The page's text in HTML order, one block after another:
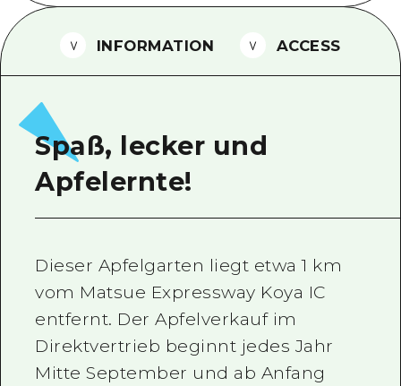
Foto-Download
Transportinformationen bei
INFORMATION ACCESS
Spaß, lecker und
Apfelernte!
Dieser Apfelgarten liegt etwa 1 km
vom Matsue Expressway Koya IC
entfernt. Der Apfelverkauf im
Direktvertrieb beginnt jedes Jahr
Mitte September und ab Anfang